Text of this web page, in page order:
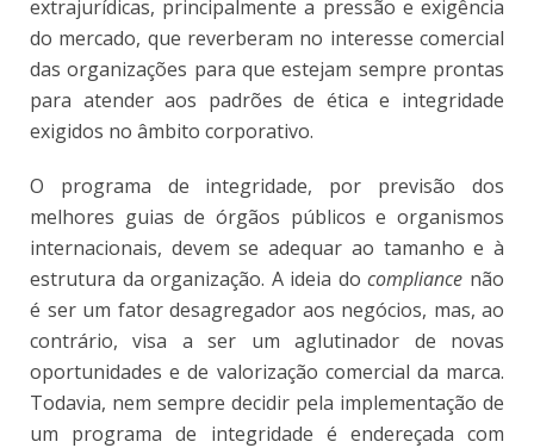
extrajurídicas, principalmente a pressão e exigência
do mercado, que reverberam no interesse comercial
das organizações para que estejam sempre prontas
para atender aos padrões de ética e integridade
exigidos no âmbito corporativo.
O programa de integridade, por previsão dos
melhores guias de órgãos públicos e organismos
internacionais, devem se adequar ao tamanho e à
estrutura da organização. A ideia docompliance não
é ser um fator desagregador aos negócios, mas, ao
contrário, visa a ser um aglutinador de novas
oportunidades e de valorização comercial da marca.
Todavia, nem sempre decidir pela implementação de
um programa de integridade é endereçada com